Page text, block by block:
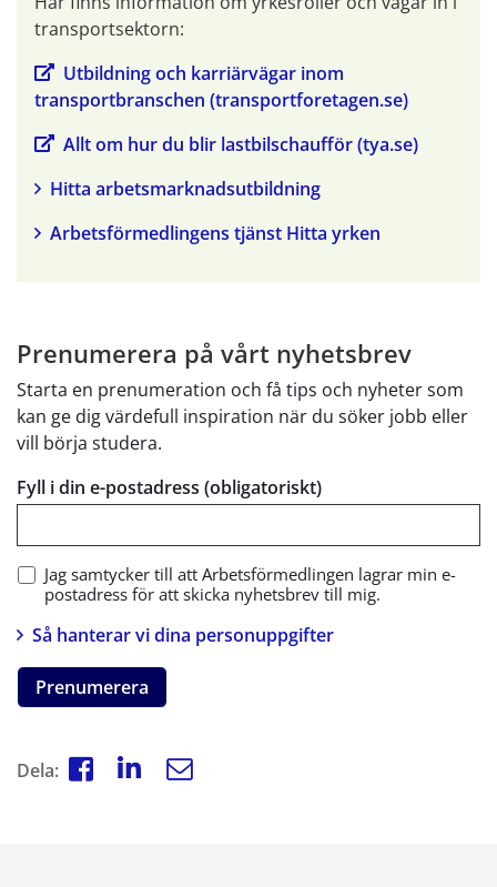
transportsektorn:
Utbildning och karriärvägar inom
transportbranschen (transportforetagen.se)
Allt om hur du blir lastbilschaufför (tya.se)
Hitta arbetsmarknadsutbildning
Arbetsförmedlingens tjänst Hitta yrken
Prenumerera på vårt nyhetsbrev
Starta en prenumeration och få tips och nyheter som
kan ge dig värdefull inspiration när du söker jobb eller
vill börja studera.
Fyll i din e-postadress (obligatoriskt)
Jag samtycker till att Arbetsförmedlingen lagrar min e-
postadress för att skicka nyhetsbrev till mig.
Så hanterar vi dina personuppgifter
Prenumerera
Dela: